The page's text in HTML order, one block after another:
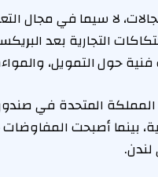
لا سيما في مجال
التجارية بعد
حول التمويل،
بينما أصبحت